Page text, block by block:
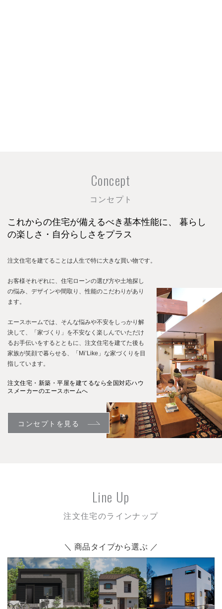
Concept
コンセプト
これからの住宅が備えるべき基本性能に、
暮らし
の楽しさ・自分らしさをプラス
注文住宅を建てることは人生で特に大きな買い物です。
お客様それぞれに、住宅ローンの選び方や土地探し
の悩み、デザインや間取り、性能のこだわりがあり
ます。
エースホームでは、そんな悩みや不安をしっかり解
決して、「家づくり」を不安なく楽しんでいただけ
るお手伝いをするとともに、注文住宅を建てた後も
家族が笑顔で暮らせる、「Mi’Like」な家づくりを目
指しています。
注文住宅・新築・平屋を建てるなら全国対応ハウ
スメーカーのエースホームへ
コンセプトを見る
Line Up
注文住宅のラインナップ
＼ 商品タイプから選ぶ ／